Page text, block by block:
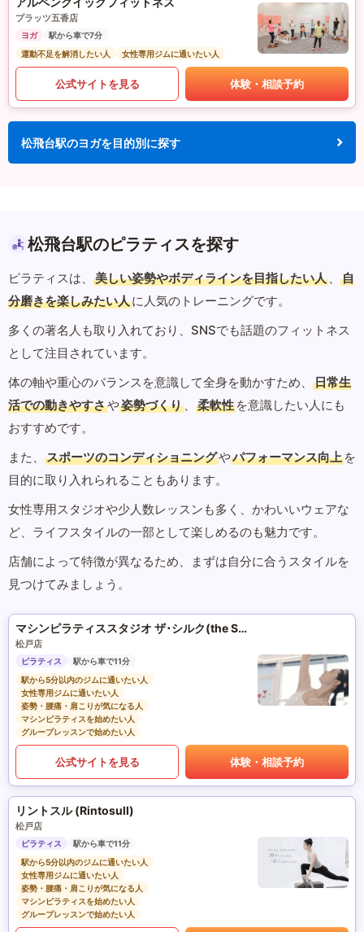
プラッツ五香店
ヨガ
駅から車で7分
運動不足を解消したい人
女性専用ジムに通いたい人
公式サイトを見る 体験・相談予約
松飛台駅のヨガを目的別に探す
松飛台駅のピラティスを探す
ピラティスは、 美しい姿勢やボディラインを目指したい人 、
自
分磨きを楽しみたい人に人気のトレーニングです。
多くの著名人も取り入れており、SNSでも話題のフィットネス
として注目されています。
体の軸や重心のバランスを意識して全身を動かすため、
日常生
活での動きやすさや姿勢づくり 、 柔軟性 を意識したい人にも
おすすめです。
また、
スポーツのコンディショニングやパフォーマンス向上 を
目的に取り入れられることもあります。
女性専用スタジオや少人数レッスンも多く、かわいいウェアな
ど、ライフスタイルの一部として楽しめるのも魅力です。
店舗によって特徴が異なるため、まずは自分に合うスタイルを
見つけてみましょう。
マシンピラティススタジオ ザ･シルク(the SILK)
松戸店
ピラティス
駅から車で11分
駅から5分以内のジムに通いたい人
女性専用ジムに通いたい人
姿勢・腰痛・肩こりが気になる人
マシンピラティスを始めたい人
グループレッスンで始めたい人
公式サイトを見る 体験・相談予約
リントスル (Rintosull)
松戸店
ピラティス
駅から車で11分
駅から5分以内のジムに通いたい人
女性専用ジムに通いたい人
姿勢・腰痛・肩こりが気になる人
マシンピラティスを始めたい人
グループレッスンで始めたい人